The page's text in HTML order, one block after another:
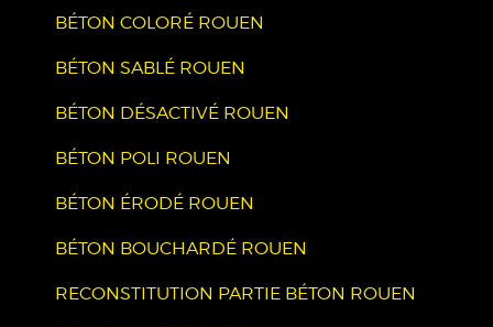
BÉTON COLORÉ ROUEN
BÉTON SABLÉ ROUEN
BÉTON DÉSACTIVÉ ROUEN
BÉTON POLI ROUEN
BÉTON ÉRODÉ ROUEN
BÉTON BOUCHARDÉ ROUEN
RECONSTITUTION PARTIE BÉTON ROUEN